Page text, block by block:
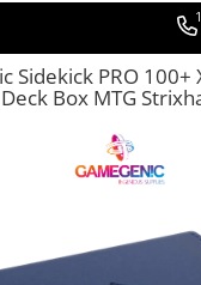
cu carti)
familia
1
Sidekick PRO 100+
Deck Box MTG